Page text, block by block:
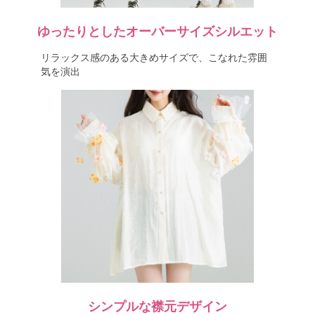
ゆったりとしたオーバーサイズシルエット
リラックス感のある大きめサイズで、こなれた雰囲
気を演出
シンプルな襟元デザイン